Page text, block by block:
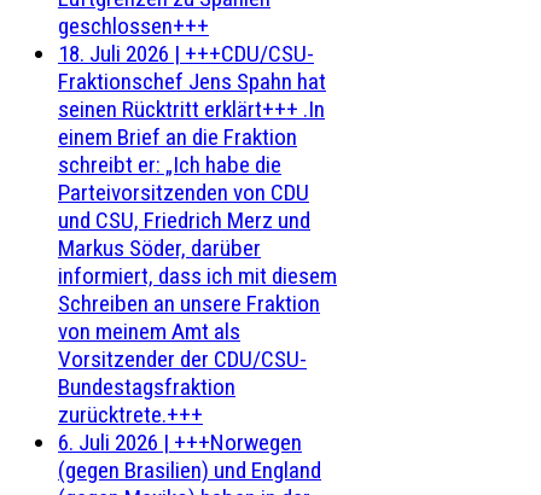
geschlossen+++
18. Juli 2026 | +++CDU/CSU-
Fraktionschef Jens Spahn hat
seinen Rücktritt erklärt+++ .In
einem Brief an die Fraktion
schreibt er: „Ich habe die
Parteivorsitzenden von CDU
und CSU, Friedrich Merz und
Markus Söder, darüber
informiert, dass ich mit diesem
Schreiben an unsere Fraktion
von meinem Amt als
Vorsitzender der CDU/CSU-
Bundestagsfraktion
zurücktrete.+++
6. Juli 2026 | +++Norwegen
(gegen Brasilien) und England